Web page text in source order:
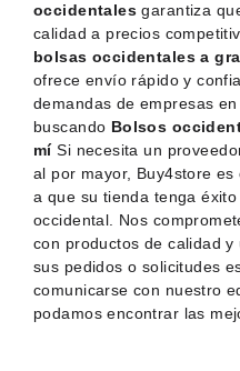
occidentales garantiza
calidad a precios
bolsas occidentales a
ofrece envío rápido y
demandas de empresas
buscando Bolsos
míSi necesita un
al por mayor, Buy4store
a que su tienda tenga
occidental. Nos
con productos de calidad
sus pedidos o solicitudes
comunicarse con nuestro
podamos encontrar las